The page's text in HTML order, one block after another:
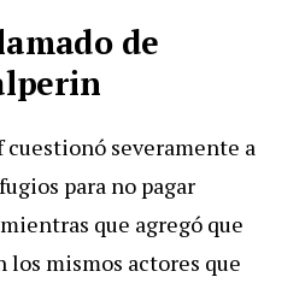
de
severamente a
para no pagar
que agregó que
los mismos actores que